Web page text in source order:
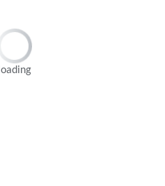
loading
바구니에 담기